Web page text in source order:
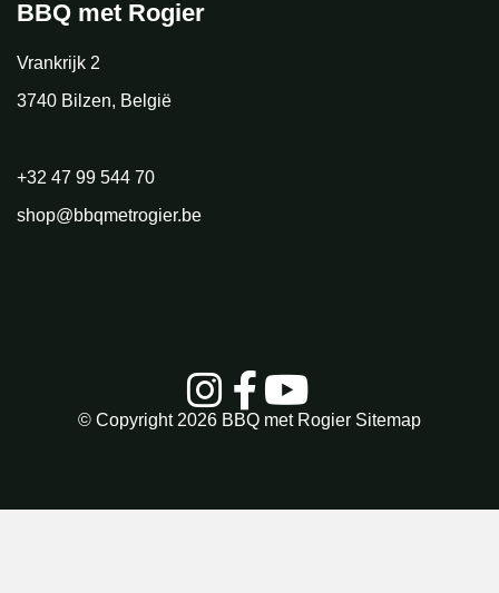
BBQ met Rogier
Vrankrijk 2
3740 Bilzen, België
+32 47 99 544 70
shop@bbqmetrogier.be
© Copyright 2026 BBQ met Rogier Sitemap